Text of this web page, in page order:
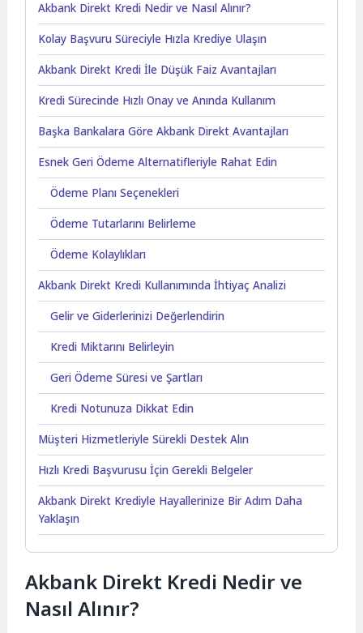
Akbank Direkt Kredi Nedir ve Nasıl Alınır?
Kolay Başvuru Süreciyle Hızla Krediye Ulaşın
Akbank Direkt Kredi İle Düşük Faiz Avantajları
Kredi Sürecinde Hızlı Onay ve Anında Kullanım
Başka Bankalara Göre Akbank Direkt Avantajları
Esnek Geri Ödeme Alternatifleriyle Rahat Edin
Ödeme Planı Seçenekleri
Ödeme Tutarlarını Belirleme
Ödeme Kolaylıkları
Akbank Direkt Kredi Kullanımında İhtiyaç Analizi
Gelir ve Giderlerinizi Değerlendirin
Kredi Miktarını Belirleyin
Geri Ödeme Süresi ve Şartları
Kredi Notunuza Dikkat Edin
Müşteri Hizmetleriyle Sürekli Destek Alın
Hızlı Kredi Başvurusu İçin Gerekli Belgeler
Akbank Direkt Krediyle Hayallerinize Bir Adım Daha
Yaklaşın
Akbank Direkt Kredi Nedir ve
Nasıl Alınır?